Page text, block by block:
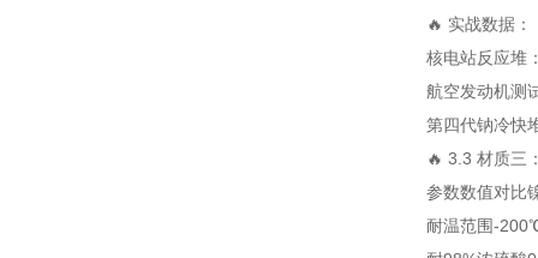
🔥 实战数据：
核电站反应
航空发动机测
第四代钠冷快
🔥 3.3 材质
参数数值对比
耐温范围-